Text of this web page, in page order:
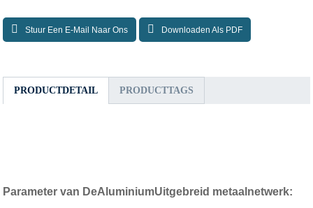
Stuur Een E-Mail Naar Ons Downloaden Als PDF
PRODUCTDETAIL PRODUCTTAGS
Parameter van DeAluminiumUitgebreid metaalnetwerk: